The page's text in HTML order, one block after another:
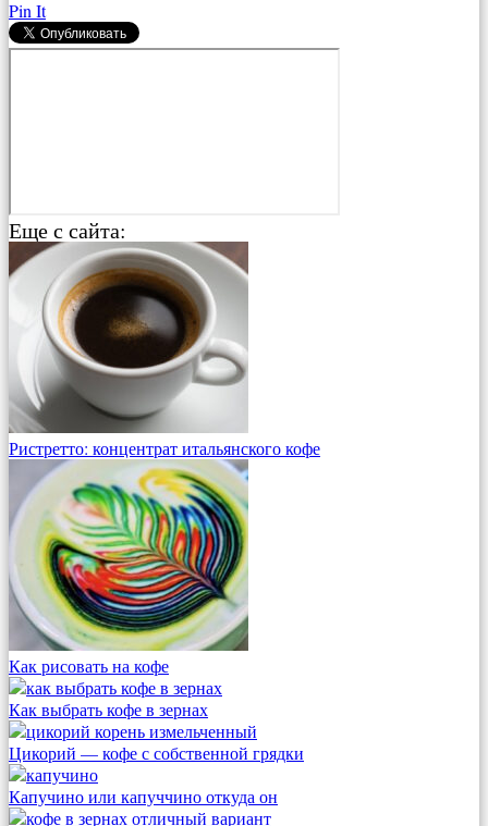
Pin It
Еще с сайта:
Ристретто: концентрат итальянского кофе
Как рисовать на кофе
Как выбрать кофе в зернах
Цикорий — кофе с собственной грядки
Капучино или капуччино откуда он